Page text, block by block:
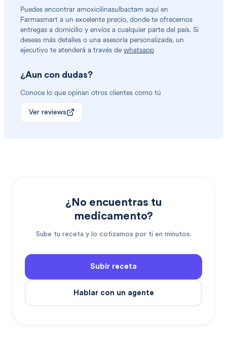
Puedes encontrar amoxicilinasulbactam aquí en
Farmasmart a un excelente precio, donde te ofrecemos
entregas a domicilio y envíos a cualquier parte del país. Si
deseas más detalles o una asesoría personalizada, un
ejecutivo te atenderá a través de whatsapp
¿Aun con dudas?
Conoce lo que opinan otros clientes como tú
Ver reviews
¿No encuentras tu
medicamento?
Sube tu receta y lo cotizamos por ti en minutos.
Subir receta
Hablar con un agente